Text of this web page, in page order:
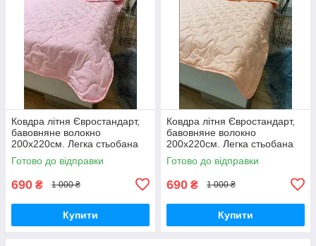
Ковдра літня Євростандарт,
бавовняне волокно
200х220см. Легка стьобана
ковдра ТМ ODA.
Готово до відправки
690 ₴ 1 000 ₴
Купити
Ковдра літня Євростандарт,
бавовняне волокно
200х220см. Легка стьобана
ковдра ТМ ODA.
Готово до відправки
690 ₴ 1 000 ₴
Купити